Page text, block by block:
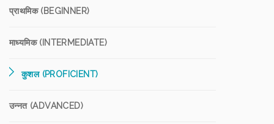
प्राथमिक (BEGINNER)
माध्यमिक (INTERMEDIATE)
कुशल (PROFICIENT)
उन्नत (ADVANCED)